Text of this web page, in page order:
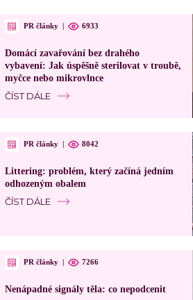
PR články 6933
Domácí zavařování bez drahého
vybavení: Jak úspěšně sterilovat v troubě,
myčce nebo mikrovlnce
ČÍST DÁLE
PR články 8042
Littering: problém, který začíná jedním
odhozeným obalem
ČÍST DÁLE
PR články 7266
Nenápadné signály těla: co nepodcenit